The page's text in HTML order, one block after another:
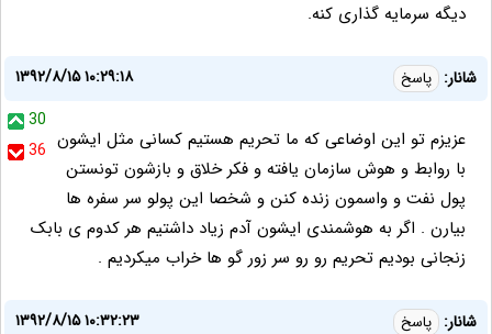
دیگه سرمایه گذاری کنه.
شانار: پاسخ
۱۳۹۲/۸/۱۵ ۱۰:۲۹:۱۸
30
36 عزیزم تو این اوضاعی که ما تحریم هستیم کسانی مثل ایشون
با روابط و هوش سازمان یافته و فکر خلاق و بازشون تونستن
پول نفت و واسمون زنده کنن و شخصا این پولو سر سفره ها
بیارن . اگر به هوشمندی ایشون آدم زیاد داشتیم هر کدوم ی بابک
زنجانی بودیم تحریم رو رو سر زور گو ها خراب میکردیم .
شانار: پاسخ
۱۳۹۲/۸/۱۵ ۱۰:۳۲:۲۳